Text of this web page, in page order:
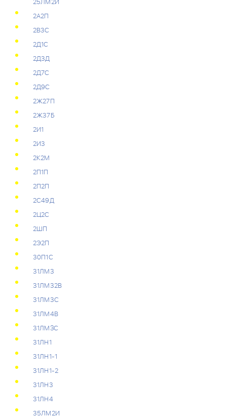
25ЛМ2И
2А2П
2В3С
2Д1С
2Д3Д
2Д7С
2Д9С
2Ж27П
2Ж37Б
2И1
2И3
2К2М
2П1П
2П2П
2С49Д
2Ц2С
2ШП
2Э2П
30П1С
31ЛМ3
31ЛМ32В
31ЛМ3С
31ЛМ4В
31ЛМЗС
31ЛН1
31ЛН1-1
31ЛН1-2
31ЛН3
31ЛН4
35ЛМ2И